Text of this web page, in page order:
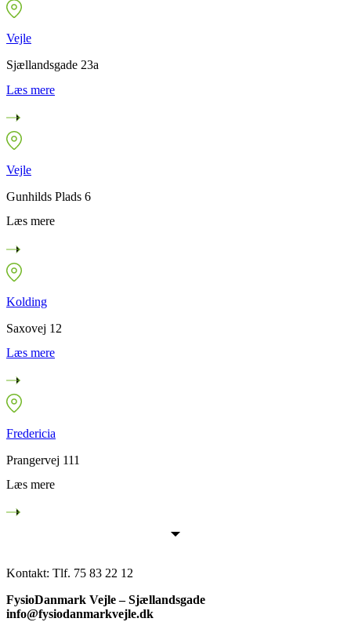
Vejle
Sjællandsgade 23a
Læs mere
Vejle
Gunhilds Plads 6
Læs mere
Kolding
Saxovej 12
Læs mere
Fredericia
Prangervej 111
Læs mere
Kontakt: Tlf. 75 83 22 12
FysioDanmark Vejle – Sjællandsgade
info@fysiodanmarkvejle.dk